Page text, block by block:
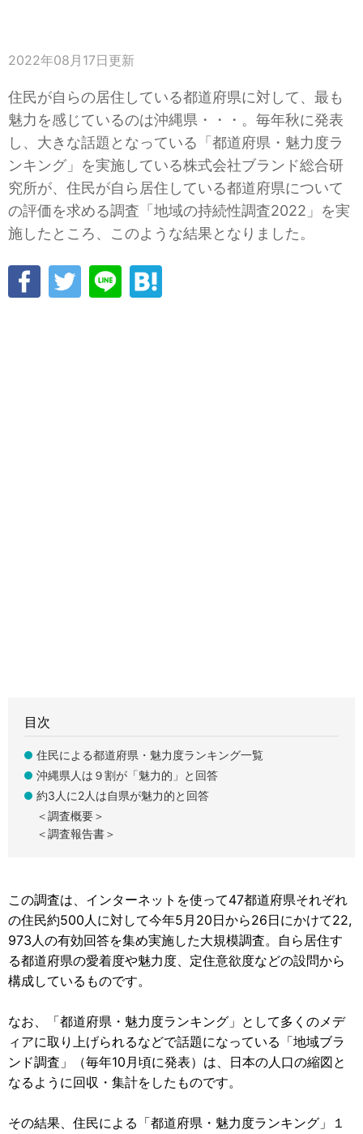
2022年08月17日 更新
住民が自らの居住している都道府県に対して、最も
魅力を感じているのは沖縄県・・・。毎年秋に発表
し、大きな話題となっている「都道府県・魅力度ラ
ンキング」を実施している株式会社ブランド総合研
究所が、住民が自ら居住している都道府県について
の評価を求める調査「地域の持続性調査2022」を実
施したところ、このような結果となりました。
目次
住民による都道府県・魅力度ランキング一覧
沖縄県人は９割が「魅力的」と回答
約3人に2人は自県が魅力的と回答
＜調査概要＞
＜調査報告書＞
この調査は、インターネットを使って47都道府県それぞれ
の住民約500人に対して今年5月20日から26日にかけて22,
973人の有効回答を集め実施した大規模調査。自ら居住す
る都道府県の愛着度や魅力度、定住意欲度などの設問から
構成しているものです。
なお、「都道府県・魅力度ランキング」として多くのメデ
ィアに取り上げられるなどで話題になっている「地域ブラ
ンド調査」（毎年10月頃に発表）は、日本の人口の縮図と
なるように回収・集計をしたものです。
その結果、住民による「都道府県・魅力度ランキング」１